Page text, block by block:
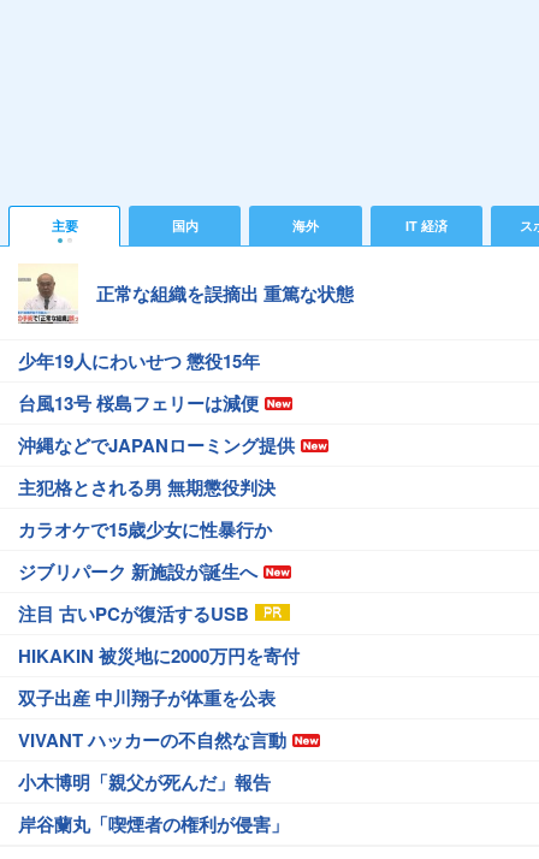
主要 国内 海外 IT 経済 ス
正常な組織を誤摘出 重篤な状態
少年19人にわいせつ 懲役15年
台風13号 桜島フェリーは減便
沖縄などでJAPANローミング提供
主犯格とされる男 無期懲役判決
カラオケで15歳少女に性暴行か
ジブリパーク 新施設が誕生へ
注目 古いPCが復活するUSB
HIKAKIN 被災地に2000万円を寄付
双子出産 中川翔子が体重を公表
VIVANT ハッカーの不自然な言動
小木博明「親父が死んだ」報告
岸谷蘭丸「喫煙者の権利が侵害」